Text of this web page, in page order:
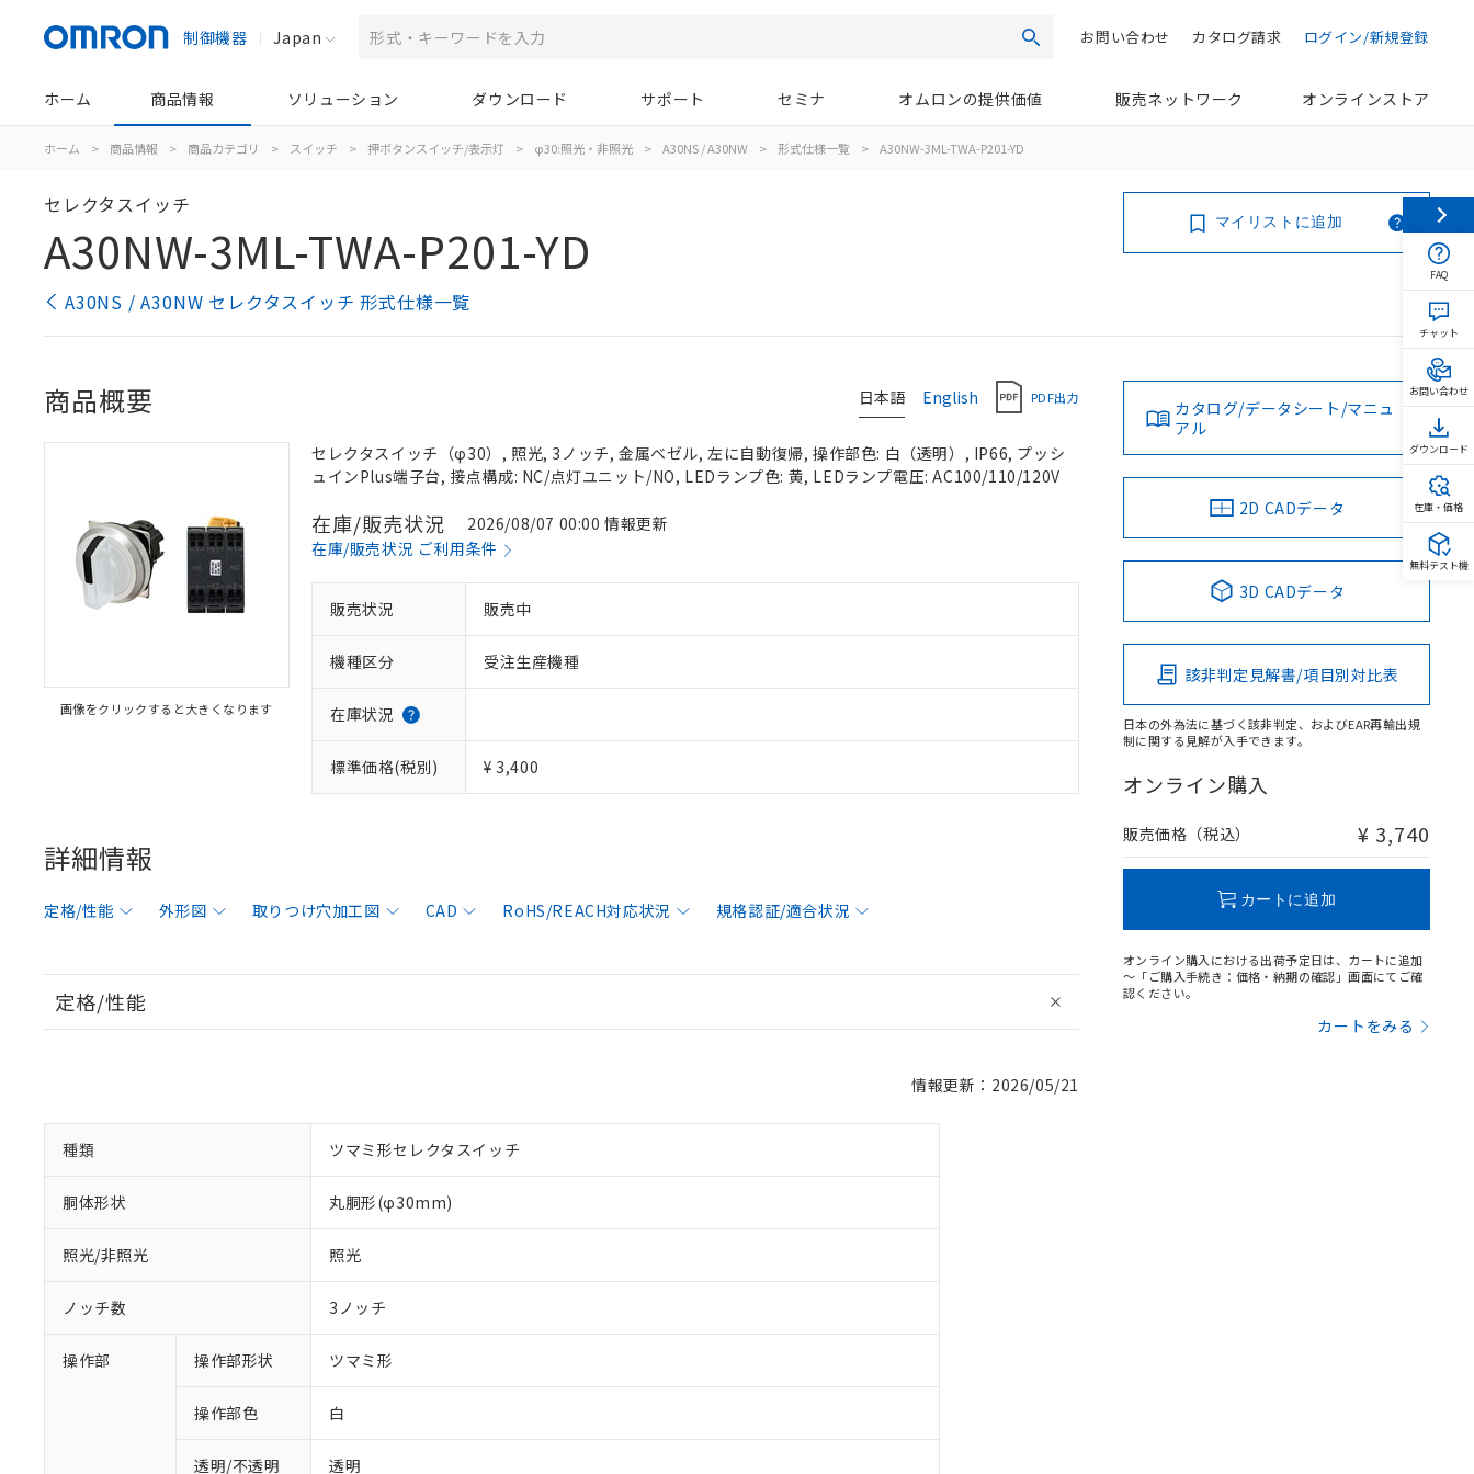
制御機器 Japan 検索 ログイン/新規登録
カタログ請求
お問い合わせ
ホーム 商品情報 ソリューション ダウンロード サポート セミナ オムロンの提供価値 販売ネットワーク オンラインストア
ホーム > 商品情報 > 商品カテゴリ > スイッチ > 押ボタンスイッチ/表示灯 > φ30:照光・非照光 > A30NS / A30NW > 形式仕様一覧 > A30NW-3ML-TWA-P201-YD
セレクタスイッチ
A30NW-3ML-TWA-P201-YD
A30NS / A30NW セレクタスイッチ 形式仕様一覧
マイリストに追加
日本語 English PDF出力
商品概要
画像をクリックすると大きくなります
セレクタスイッチ（φ30）, 照光, 3ノッチ, 金属ベゼル, 左に自動復帰, 操作部色: 白（透明）, IP66, プッシ
ュインPlus端子台, 接点構成: NC/点灯ユニット/NO, LEDランプ色: 黄, LEDランプ電圧: AC100/110/120V
在庫/販売状況
2026/08/07 00:00 情報更新
在庫/販売状況 ご利用条件
販売状況 販売中
機種区分 受注生産機種
在庫状況
標準価格(税別) ¥ 3,400
詳細情報
定格/性能 外形図 取りつけ穴加工図 CAD RoHS/REACH対応状況 規格認証/適合状況
定格/性能
情報更新：2026/05/21
種類 ツマミ形セレクタスイッチ
胴体形状 丸胴形(φ30mm)
照光/非照光 照光
ノッチ数 3ノッチ
操作部 操作部形状 ツマミ形
操作部色 白
透明/不透明 透明
カタログ/データシート/マニュ
アル
2D CADデータ
3D CADデータ
該非判定見解書/項目別対比表
日本の外為法に基づく該非判定、およびEAR再輸出規
制に関する見解が入手できます。
オンライン購入
販売価格（税込） ¥ 3,740
カートに追加
オンライン購入における出荷予定日は、カートに追加
～「ご購入手続き：価格・納期の確認」画面にてご確
認ください。
カートをみる
FAQ
チャット
お問い合わせ
ダウンロード
在庫・価格
無料テスト機